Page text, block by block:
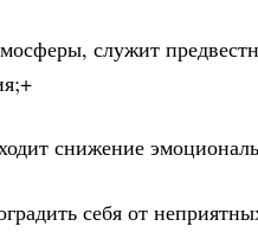
служит
снижение
себя от